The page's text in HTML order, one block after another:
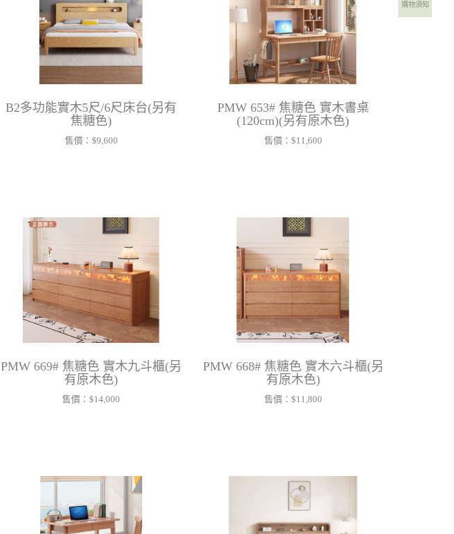
B2多功能實木5尺/6尺床台(另有
焦糖色)
售價： $9,600
PMW 653# 焦糖色 實木書桌
(120cm)(另有原木色)
售價： $11,600
PMW 669# 焦糖色 實木九斗櫃(另
有原木色)
售價：$14,000
PMW 668# 焦糖色 實木六斗櫃(另
有原木色)
售價： $11,800
購物須知